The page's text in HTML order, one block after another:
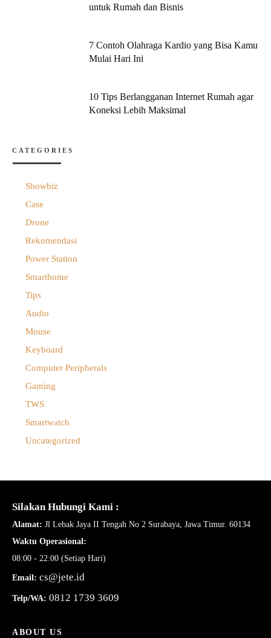
untuk Rumah dan Bisnis
7 Contoh Olahraga Kardio yang Bisa Kamu
Mulai Hari Ini
10 Tips Berlangganan Internet Rumah agar
Koneksi Lebih Maksimal
CATEGORIES
Showbiz
Case
Drone
Rekomendasi
Power Station
Smarthome
Tips
Audio
Mouse
Keyboard
Computer Peripherals
Gaming
TWS
Smartwatch
Uncategorized
Silakan Hubungi Kami :
Alamat: Jl Lebak Jaya II Tengah No 2 Surabaya, Jawa Timur. 60134
Waktu Operasional:
08:00 - 22:00 (Setiap Hari)
Email: cs@jete.id
Telp/WA: 0812 1739 3609
ABOUT US